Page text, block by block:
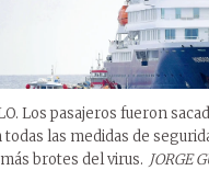
Los pasajeros fueron
las medidas de
brotes del virus. JORGE